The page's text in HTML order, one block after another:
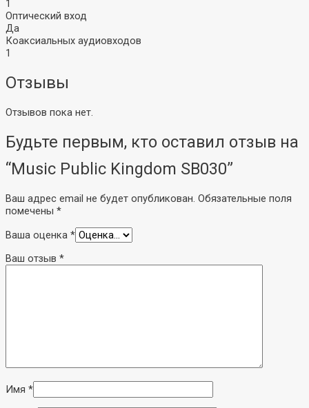
Микрофоны для
Микрофоны для
Вокальные
Петличные/с
Гарнитурные
Настольные
Для конференций
1
Оптический вход
Да
Коаксиальных аудиовходов
1
Отзывы
Отзывов пока нет.
Будьте первым, кто оставил отзыв на
“Music Public Kingdom SB030”
Ваш адрес email не будет опубликован. Обязательные поля
помечены *
Ваша оценка *
Ваш отзыв *
Имя *